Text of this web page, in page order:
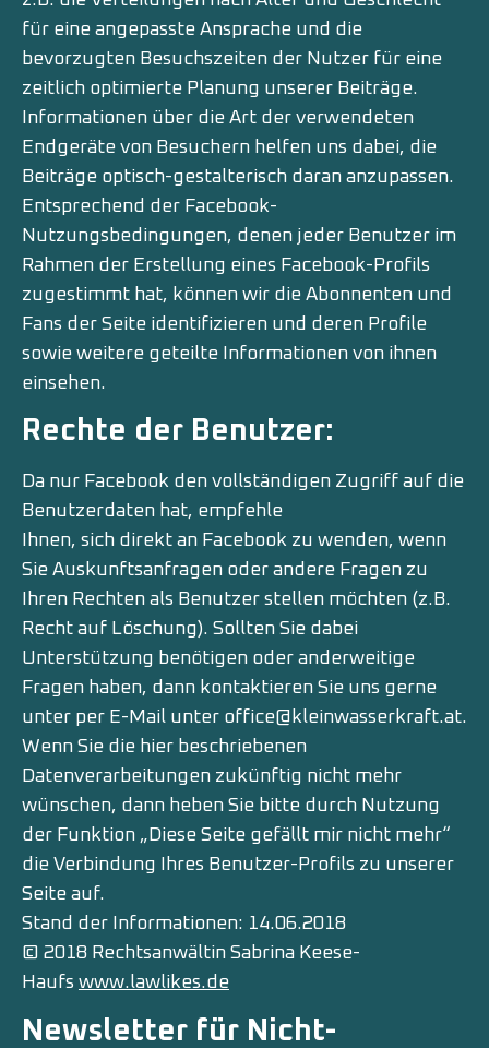
für eine angepasste Ansprache und die
bevorzugten Besuchszeiten der Nutzer für eine
zeitlich optimierte Planung unserer Beiträge.
Informationen über die Art der verwendeten
Endgeräte von Besuchern helfen uns dabei, die
Beiträge optisch-gestalterisch daran anzupassen.
Entsprechend der Facebook-
Nutzungsbedingungen, denen jeder Benutzer im
Rahmen der Erstellung eines Facebook-Profils
zugestimmt hat, können wir die Abonnenten und
Fans der Seite identifizieren und deren Profile
sowie weitere geteilte Informationen von ihnen
einsehen.
Rechte der Benutzer:
Da nur Facebook den vollständigen Zugriff auf die
Benutzerdaten hat, empfehle
Ihnen, sich direkt an Facebook zu wenden, wenn
Sie Auskunftsanfragen oder andere Fragen zu
Ihren Rechten als Benutzer stellen möchten (z.B.
Recht auf Löschung). Sollten Sie dabei
Unterstützung benötigen oder anderweitige
Fragen haben, dann kontaktieren Sie uns gerne
unter per E-Mail unter office@kleinwasserkraft.at.
Wenn Sie die hier beschriebenen
Datenverarbeitungen zukünftig nicht mehr
wünschen, dann heben Sie bitte durch Nutzung
der Funktion „Diese Seite gefällt mir nicht mehr“
die Verbindung Ihres Benutzer-Profils zu unserer
Seite auf.
Stand der Informationen: 14.06.2018
© 2018 Rechtsanwältin Sabrina Keese-
Haufs www.lawlikes.de
Newsletter für Nicht-